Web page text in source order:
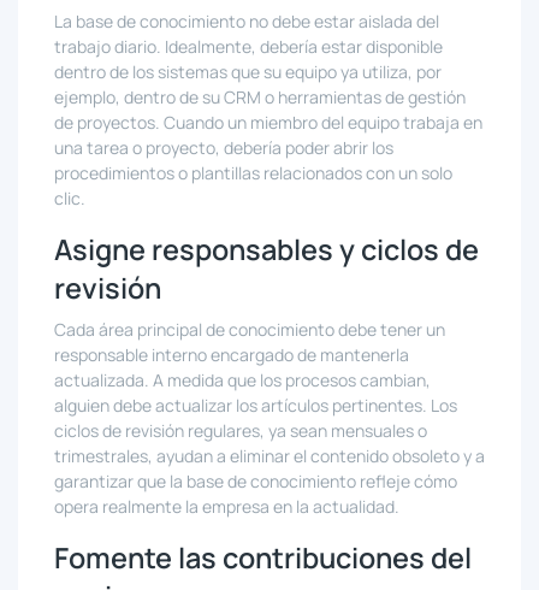
La base de conocimiento no debe estar aislada del
trabajo diario. Idealmente, debería estar disponible
dentro de los sistemas que su equipo ya utiliza, por
ejemplo, dentro de su CRM o herramientas de gestión
de proyectos. Cuando un miembro del equipo trabaja en
una tarea o proyecto, debería poder abrir los
procedimientos o plantillas relacionados con un solo
clic.
Asigne responsables y ciclos de
revisión
Cada área principal de conocimiento debe tener un
responsable interno encargado de mantenerla
actualizada. A medida que los procesos cambian,
alguien debe actualizar los artículos pertinentes. Los
ciclos de revisión regulares, ya sean mensuales o
trimestrales, ayudan a eliminar el contenido obsoleto y a
garantizar que la base de conocimiento refleje cómo
opera realmente la empresa en la actualidad.
Fomente las contribuciones del